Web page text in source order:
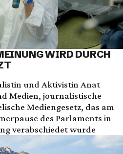
WIRD DURCH
und Aktivistin Anat
Medien, journalistische
Mediengesetz, das am
des Parlaments in
verabschiedet wurde